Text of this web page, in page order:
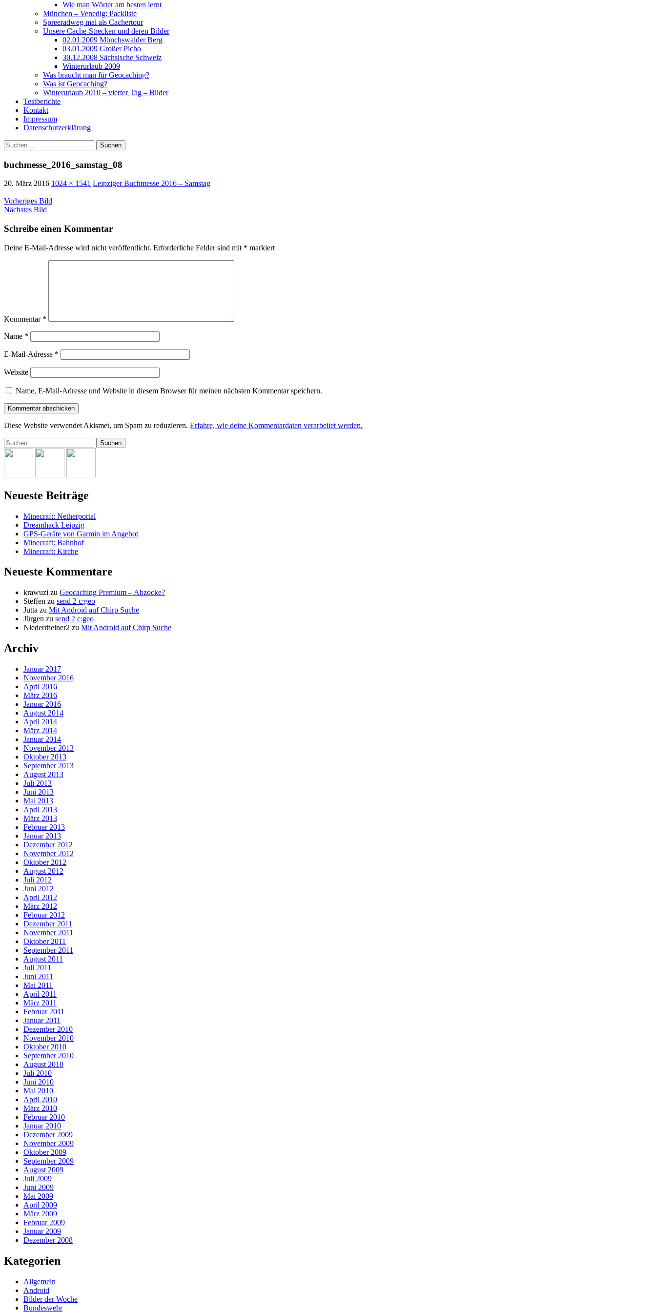
Wie man Wörter am besten lernt
München – Venedig: Packliste
Spreeradweg mal als Cachertour
Unsere Cache-Strecken und deren Bilder
02.01.2009 Mönchswalder Berg
03.01.2009 Großer Picho
30.12.2008 Sächsische Schweiz
Winterurlaub 2009
Was braucht man für Geocaching?
Was ist Geocaching?
Winterurlaub 2010 – vierter Tag – Bilder
Testberichte
Kontakt
Impressum
Datenschutzerklärung
Suchen
nach:
buchmesse_2016_samstag_08
20. März 2016 1024 × 1541 Leipziger Buchmesse 2016 – Samstag
Vorheriges Bild
Nächstes Bild
Schreibe einen Kommentar
Deine E-Mail-Adresse wird nicht veröffentlicht. Erforderliche Felder sind mit * markiert
Kommentar *
Name *
E-Mail-Adresse *
Website
Name, E-Mail-Adresse und Website in diesem Browser für meinen nächsten Kommentar speichern.
Diese Website verwendet Akismet, um Spam zu reduzieren. Erfahre, wie deine Kommentardaten verarbeitet werden.
Suchen
nach:
Neueste Beiträge
Minecraft: Netherportal
Dreamhack Leipzig
GPS-Geräte von Garmin im Angebot
Minecraft: Bahnhof
Minecraft: Kirche
Neueste Kommentare
krawuzi zu Geocaching Premium – Abzocke?
Steffen zu send 2 c:geo
Jutta zu Mit Android auf Chirp Suche
Jürgen zu send 2 c:geo
Niederrheiner2 zu Mit Android auf Chirp Suche
Archiv
Januar 2017
November 2016
April 2016
März 2016
Januar 2016
August 2014
April 2014
März 2014
Januar 2014
November 2013
Oktober 2013
September 2013
August 2013
Juli 2013
Juni 2013
Mai 2013
April 2013
März 2013
Februar 2013
Januar 2013
Dezember 2012
November 2012
Oktober 2012
August 2012
Juli 2012
Juni 2012
April 2012
März 2012
Februar 2012
Dezember 2011
November 2011
Oktober 2011
September 2011
August 2011
Juli 2011
Juni 2011
Mai 2011
April 2011
März 2011
Februar 2011
Januar 2011
Dezember 2010
November 2010
Oktober 2010
September 2010
August 2010
Juli 2010
Juni 2010
Mai 2010
April 2010
März 2010
Februar 2010
Januar 2010
Dezember 2009
November 2009
Oktober 2009
September 2009
August 2009
Juli 2009
Juni 2009
Mai 2009
April 2009
März 2009
Februar 2009
Januar 2009
Dezember 2008
Kategorien
Allgemein
Android
Bilder der Woche
Bundeswehr